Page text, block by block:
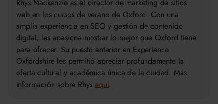
Rhys Mackenzie es el director de marketing de sitios
web en los cursos de verano de Oxford. Con una
amplia experiencia en SEO y gestión de contenido
digital, les apasiona mostrar lo mejor que Oxford tiene
para ofrecer. Su puesto anterior en Experience
Oxfordshire les permitió apreciar profundamente la
oferta cultural y académica única de la ciudad. Más
información sobre Rhys aquí.